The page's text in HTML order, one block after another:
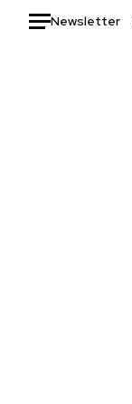
Newsletter